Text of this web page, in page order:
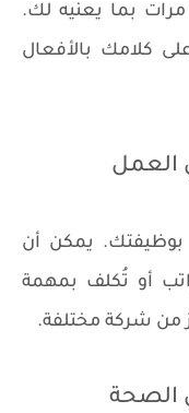
بما يعنيه لك.
كلامك بالأفعال
العمل
بوظيفتك. يمكن أن
أو تُكلف بمهمة
من شركة مختلفة.
الصحة